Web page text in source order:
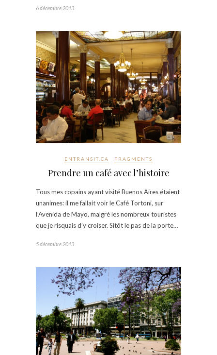
6 décembre 2013
ENTRANSIT.CA FRAGMENTS
Prendre un café avec l’histoire
Tous mes copains ayant visité Buenos Aires étaient
unanimes: il me fallait voir le Café Tortoni, sur
l’Avenida de Mayo, malgré les nombreux touristes
que je risquais d’y croiser. Sitôt le pas de la porte…
5 décembre 2013